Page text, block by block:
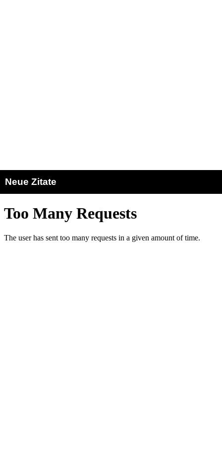
Neue Zitate